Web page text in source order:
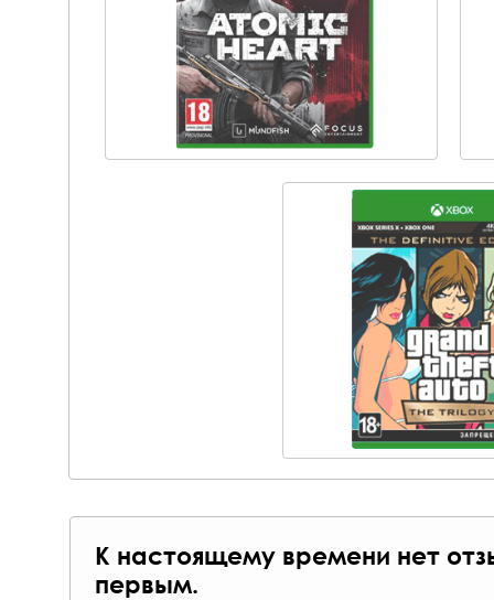
К настоящему времени нет
первым.